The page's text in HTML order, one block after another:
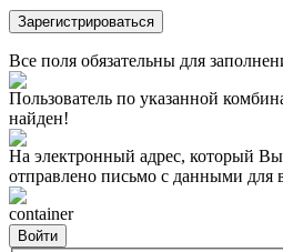
Зарегистрироваться
Все поля обязательны для
Пользователь по указанной
найден!
На электронный адрес, который
отправлено письмо с данными для
container
Войти